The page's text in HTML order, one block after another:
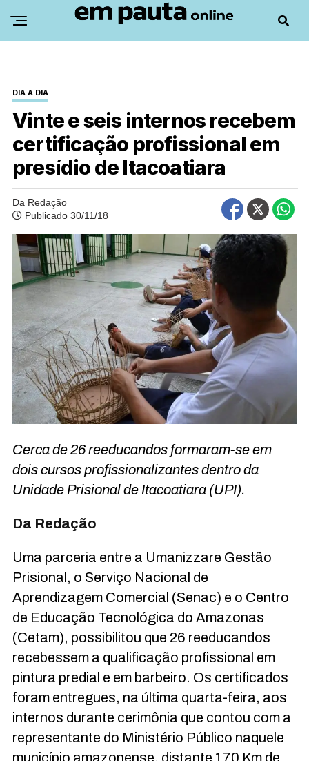
DIA A DIA
Vinte e seis internos recebem
certificação profissional em
presídio de Itacoatiara
Da Redação
Publicado 30/11/18
Cerca de 26 reeducandos formaram-se em
dois cursos profissionalizantes dentro da
Unidade Prisional de Itacoatiara (UPI).
Da Redação
Uma parceria entre a Umanizzare Gestão
Prisional, o Serviço Nacional de
Aprendizagem Comercial (Senac) e o Centro
de Educação Tecnológica do Amazonas
(Cetam), possibilitou que 26 reeducandos
recebessem a qualificação profissional em
pintura predial e em barbeiro. Os certificados
foram entregues, na última quarta-feira, aos
internos durante cerimônia que contou com a
representante do Ministério Público naquele
município amazonense, distante 170 Km de